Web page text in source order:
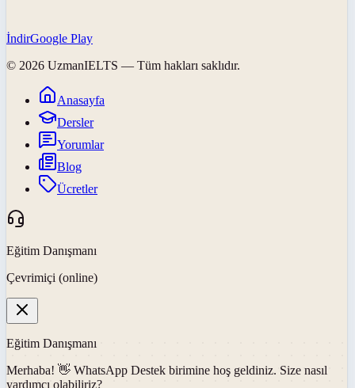
İndirGoogle Play
© 2026 UzmanIELTS — Tüm hakları saklıdır.
Anasayfa
Dersler
Yorumlar
Blog
Ücretler
Eğitim Danışmanı
Çevrimiçi (online)
Eğitim Danışmanı
Merhaba! 👋 WhatsApp Destek birimine hoş geldiniz. Size nasıl
yardımcı olabiliriz?